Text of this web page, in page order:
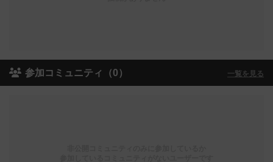
参加コミュニティ（0） 一覧を見る